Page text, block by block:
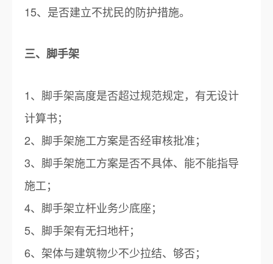
15、是否建立不扰民的防护措施。
三、脚手架
1、脚手架高度是否超过规范规定，有无设计
计算书；
2、脚手架施工方案是否经审核批准；
3、脚手架施工方案是否不具体、能不能指导
施工；
4、脚手架立杆业务少底座；
5、脚手架有无扫地杆；
6、架体与建筑物少不少拉结、够否；